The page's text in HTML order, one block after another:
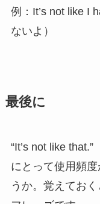
例：It’s not like I
ないよ）
最後に
“It’s not like
にとって使用頻
うか。覚えてお